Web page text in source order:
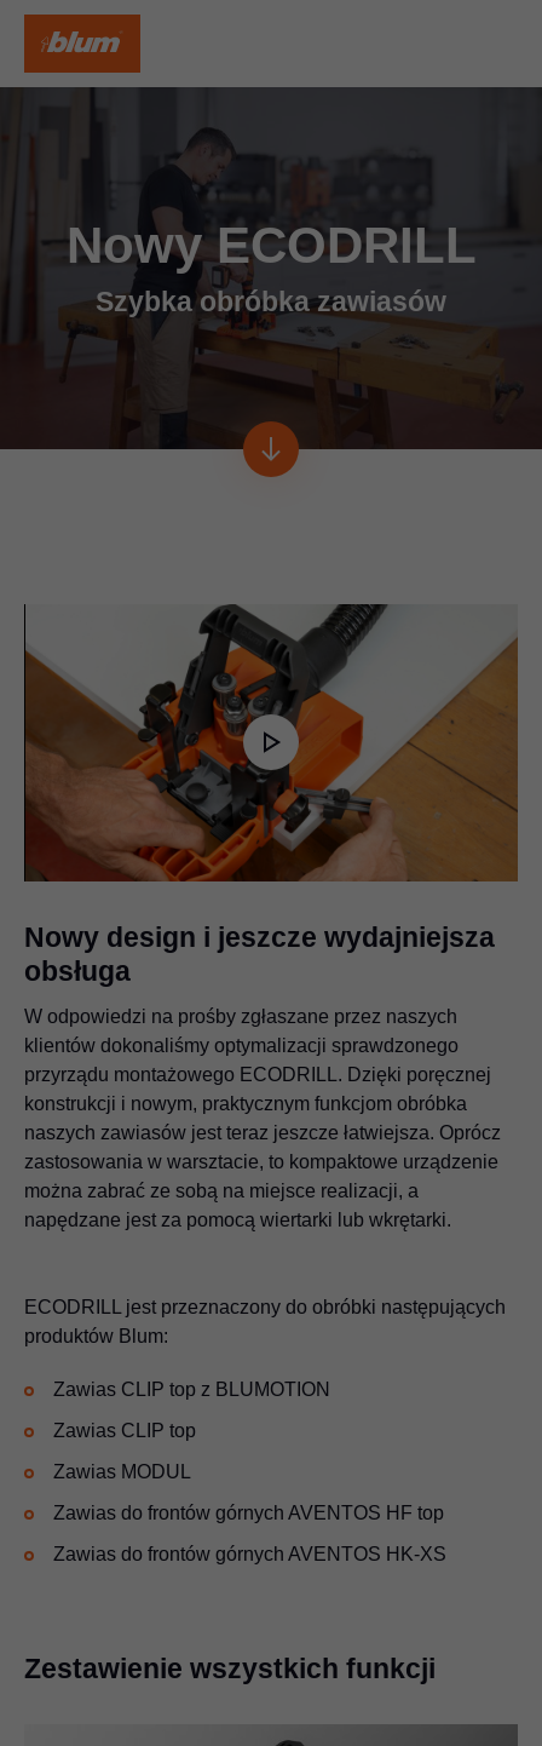
Nowy ECODRILL
Szybka obróbka zawiasów
Play
Video
Nowy design i jeszcze wydajniejsza
obsługa
W odpowiedzi na prośby zgłaszane przez naszych
klientów dokonaliśmy optymalizacji sprawdzonego
przyrządu montażowego ECODRILL. Dzięki poręcznej
konstrukcji i nowym, praktycznym funkcjom obróbka
naszych zawiasów jest teraz jeszcze łatwiejsza. Oprócz
zastosowania w warsztacie, to kompaktowe urządzenie
można zabrać ze sobą na miejsce realizacji, a
napędzane jest za pomocą wiertarki lub wkrętarki.
ECODRILL jest przeznaczony do obróbki następujących
produktów Blum:
Zawias CLIP top z BLUMOTION
Zawias CLIP top
Zawias MODUL
Zawias do frontów górnych AVENTOS HF top
Zawias do frontów górnych AVENTOS HK-XS
Zestawienie wszystkich funkcji